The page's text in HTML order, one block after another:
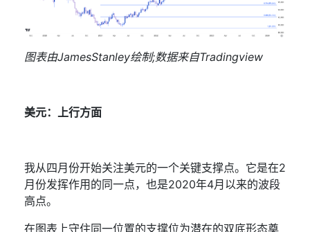
图表由JamesStanley绘制;数据来自Tradingview
美元：上行方面
我从四月份开始关注美元的一个关键支撑点。它是在2
月份发挥作用的同一点，也是2020年4月以来的波段
高点。
在图表上守住同一位置的支撑位为潜在的双底形态奠